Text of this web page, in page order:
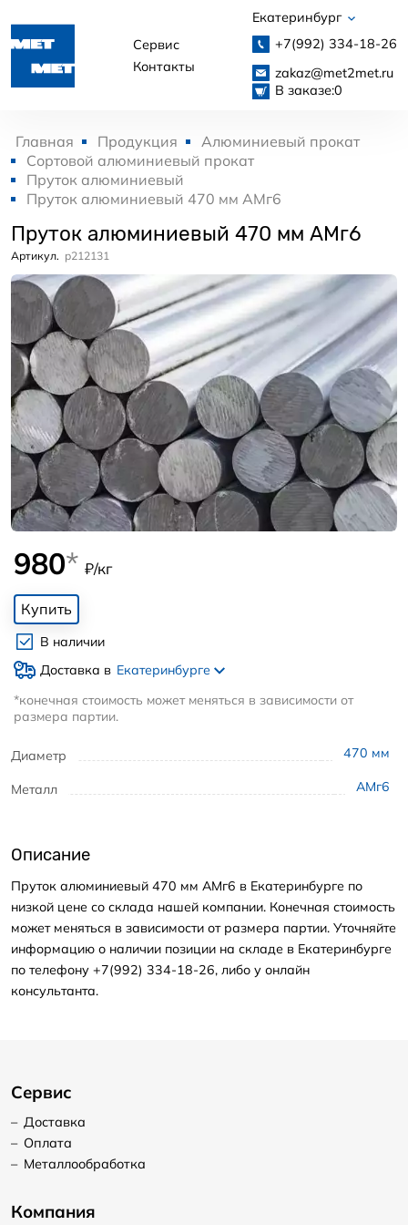
Сервис
Контакты
Екатеринбург
+7(992) 334-18-26
zakaz@met2met.ru
В заказе:0
Главная Продукция
Алюминиевый прокат
Сортовой алюминиевый прокат
Пруток алюминиевый
Пруток алюминиевый 470 мм АМг6
Пруток алюминиевый 470 мм АМг6
Артикул. p212131
Диаметр 470 мм
Металл АМг6
980* ₽/кг
Купить
В наличии
Доставка в Екатеринбурге
*конечная стоимость может меняться в зависимости от
размера партии.
Описание
Пруток алюминиевый 470 мм АМг6 в Екатеринбурге по
низкой цене со склада нашей компании. Конечная стоимость
может меняться в зависимости от размера партии. Уточняйте
информацию о наличии позиции на складе в Екатеринбурге
по телефону +7(992) 334-18-26, либо у онлайн
консультанта.
Сервис
– Доставка
– Оплата
– Металлообработка
Компания